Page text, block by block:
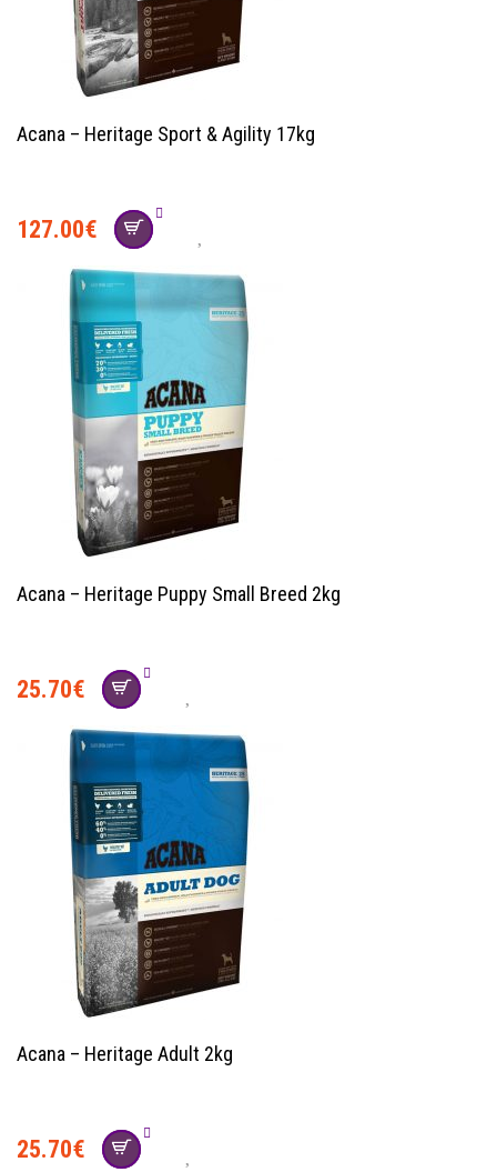
Acana – Heritage Sport & Agility 17kg
127.00€
Acana – Heritage Puppy Small Breed 2kg
25.70€
Acana – Heritage Adult 2kg
25.70€